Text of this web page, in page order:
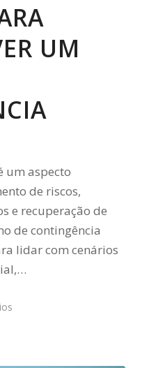
UM
um aspecto
de riscos,
e recuperação de
de contingência
lidar com cenários